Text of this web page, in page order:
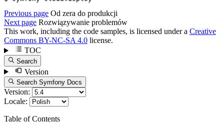
Previous page Od zera do produkcji
Next page Rozwiązywanie problemów
This work, including the code samples, is licensed under a Creative
Commons BY-NC-SA 4.0 license.
TOC
Search
Version
Search Symfony Docs
Version:
Locale:
Table of Contents